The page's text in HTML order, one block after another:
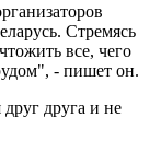
Стремясь
все, чего
- пишет он.
друга и не